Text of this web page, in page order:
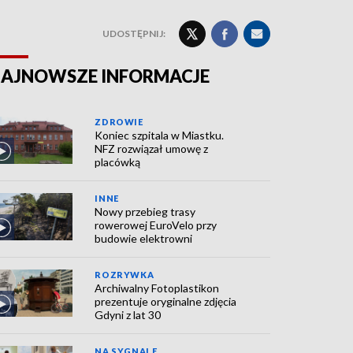
UDOSTĘPNIJ:
INFORMACJE
ZDROWIE
Koniec szpitala w Miastku.
NFZ rozwiązał umowę z
placówką
INNE
Nowy przebieg trasy
rowerowej EuroVelo przy
budowie elektrowni
ROZRYWKA
Archiwalny Fotoplastikon
prezentuje oryginalne zdjęcia
Gdyni z lat 30